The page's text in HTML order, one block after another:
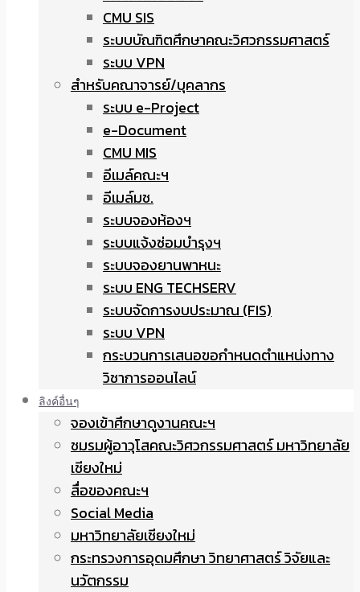
CMU SIS
ระบบบัณฑิตศึกษาคณะวิศวกรรมศาสตร์
ระบบ VPN
สำหรับคณาจารย์/บุคลากร
ระบบ e-Project
e-Document
CMU MIS
อีเมล์คณะฯ
อีเมล์มช.
ระบบจองห้องฯ
ระบบแจ้งซ่อมบำรุงฯ
ระบบจองยานพาหนะ
ระบบ ENG TECHSERV
ระบบจัดการงบประมาณ (FIS)
ระบบ VPN
กระบวนการเสนอขอกำหนดตำแหน่งทาง
วิชาการออนไลน์
ลิงค์อื่นๆ
จองเข้าศึกษาดูงานคณะฯ
ชมรมผู้อาวุโสคณะวิศวกรรมศาสตร์ มหาวิทยาลัย
เชียงใหม่
สื่อของคณะฯ
Social Media
มหาวิทยาลัยเชียงใหม่
กระทรวงการอุดมศึกษา วิทยาศาสตร์ วิจัยและ
นวัตกรรม